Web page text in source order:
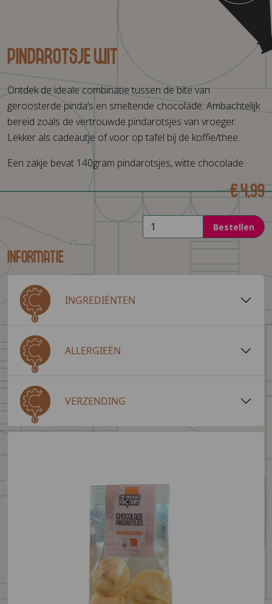
Pindarotsje wit
Ontdek de ideale combinatie tussen de bite van
geroosterde pinda’s en smeltende chocolade. Ambachtelijk
bereid zoals de vertrouwde pindarotsjes van vroeger.
Lekker als cadeautje of voor op tafel bij de koffie/thee.
Een zakje bevat 140gram pindarotsjes, witte chocolade.
€ 4,99
Bestellen
Informatie
INGREDIËNTEN
ALLERGIEËN
VERZENDING